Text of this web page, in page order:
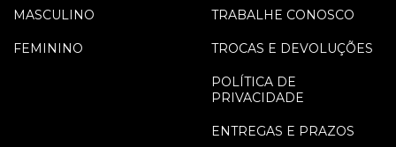
MASCULINO
FEMININO
TRABALHE CONOSCO
TROCAS E DEVOLUÇÕES
POLÍTICA DE
PRIVACIDADE
ENTREGAS E PRAZOS